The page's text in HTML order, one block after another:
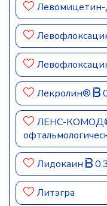
Лекролин®
ЛЕНС-КОМОД®
Лидокаин
Литэгра